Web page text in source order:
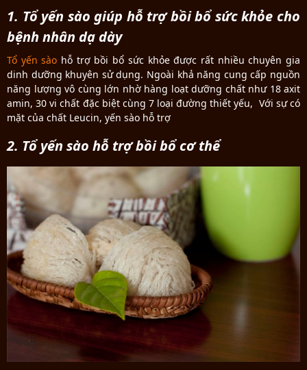
1. Tổ yến sào giúp hỗ trợ bồi bổ sức khỏe cho
bệnh nhân dạ dày
Tổ yến sào hỗ trợ bồi bổ sức khỏe được rất nhiều chuyên gia
dinh dưỡng khuyên sử dụng. Ngoài khả năng cung cấp nguồn
năng lượng vô cùng lớn nhờ hàng loạt dưỡng chất như 18 axit
amin, 30 vi chất đặc biệt cùng 7 loại đường thiết yếu, Với sự có
mặt của chất Leucin, yến sào hỗ trợ
2. Tổ yến sào hỗ trợ bồi bổ cơ thể